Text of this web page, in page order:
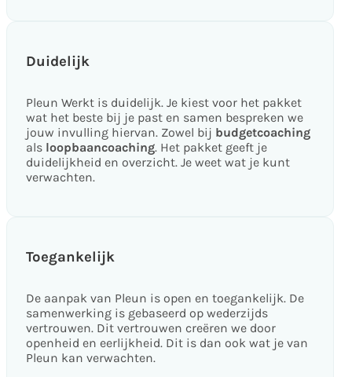
Duidelijk
Pleun Werkt is duidelijk. Je kiest voor het pakket
wat het beste bij je past en samen bespreken we
jouw invulling hiervan. Zowel bij budgetcoaching
als loopbaancoaching. Het pakket geeft je
duidelijkheid en overzicht. Je weet wat je kunt
verwachten.
Toegankelijk
De aanpak van Pleun is open en toegankelijk. De
samenwerking is gebaseerd op wederzijds
vertrouwen. Dit vertrouwen creëren we door
openheid en eerlijkheid. Dit is dan ook wat je van
Pleun kan verwachten.